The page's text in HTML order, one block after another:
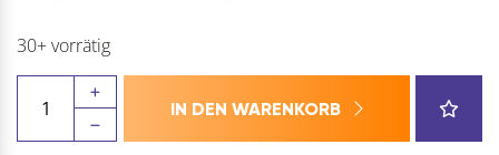
30+ vorrätig
Rollapparat
einpaarig
IN DEN WARENKORB